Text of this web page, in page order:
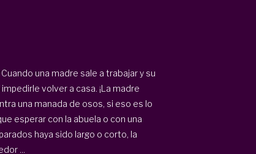
una madre sale a trabajar y su
volver a casa. ¡La madre
una manada de osos, si eso es lo
esperar con la abuela o con una
haya sido largo o corto, la
...